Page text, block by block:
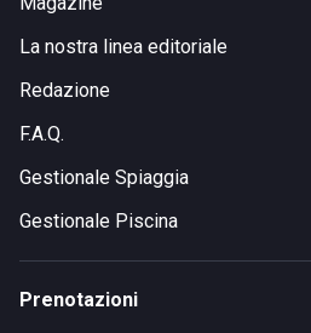
La nostra linea editoriale
Redazione
F.A.Q.
Gestionale Spiaggia
Gestionale Piscina
Prenotazioni